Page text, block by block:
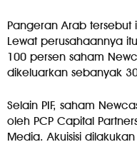
Pangeran Arab
Lewat perusahaannya
100 persen saham
dikeluarkan sebanyak
Selain PIF, saham
oleh PCP Capital
Media. Akuisisi